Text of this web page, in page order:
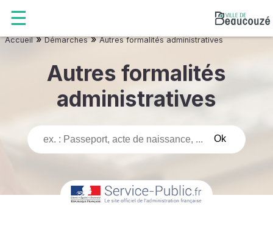
Accueil»Démarches»Autres formalités administratives
Autres formalités
administratives